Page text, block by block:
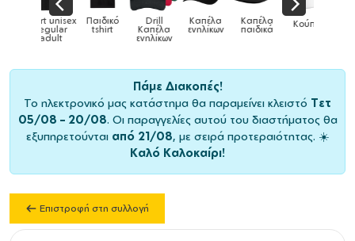
Παιδικό
tshirt
Drill
Καπέλα
Καπέλα
ενηλίκων
Καπέλα
παιδικά Κούπες Κούπες
ειδικές
Πάμε Διακοπές!
Το ηλεκτρονικό μας κατάστημα θα παραμείνει κλειστό Τετ
05/08 – 20/08. Οι παραγγελίες αυτού του διαστήματος θα
εξυπηρετούνται από 21/08, με σειρά προτεραιότητας. ☀️
Καλό Καλοκαίρι!
Επιστροφή στη συλλογή